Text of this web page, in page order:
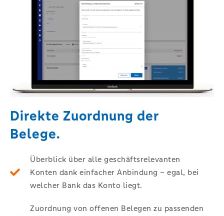
Direkte Zuordnung der
Belege.
Überblick über alle geschäftsrelevanten
Konten dank einfacher Anbindung – egal, bei
welcher Bank das Konto liegt​.
Zuordnung von offenen Belegen zu passenden